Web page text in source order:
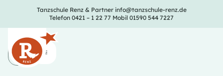
Tanzschule Renz & Partnerinfo@tanzschule-renz.de
Telefon 0421 – 1 22 77 Mobil 01590 544 7227